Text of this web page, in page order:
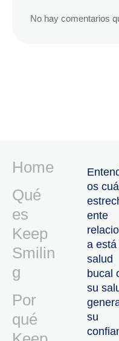
No hay comentarios
Home
Qué
es
Keep
Smilin
g
Por
qué
os
ente
a está
salud
bucal
su
su